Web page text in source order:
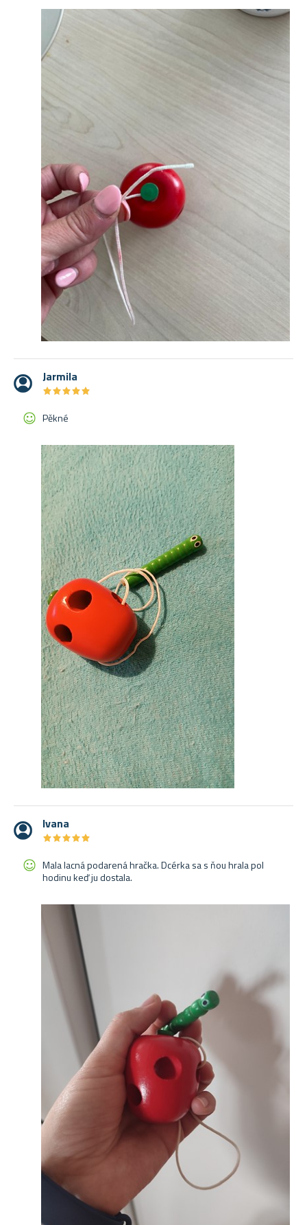
Jarmila
★★★★★
★★★★★
Pěkné
Ivana
★★★★★
★★★★★
Mala lacná podarená hračka. Dcérka sa s ňou hrala pol
hodinu keď ju dostala.